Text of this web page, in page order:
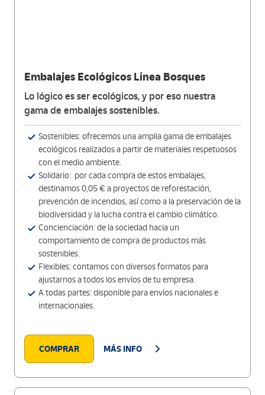
Embalajes Ecológicos Línea Bosques
Lo lógico es ser ecológicos, y por eso nuestra
gama de embalajes sostenibles.
Sostenibles: ofrecemos una amplia gama de embalajes
ecológicos realizados a partir de materiales respetuosos
con el medio ambiente.
Solidario: por cada compra de estos embalajes,
destinamos 0,05 € a proyectos de reforestación,
prevención de incendios, así como a la preservación de la
biodiversidad y la lucha contra el cambio climático.
Concienciación: de la sociedad hacia un
comportamiento de compra de productos más
sostenibles.
Flexibles: contamos con diversos formatos para
ajustarnos a todos los envíos de tu empresa.
A todas partes: disponible para envíos nacionales e
internacionales.
COMPRAR MÁS INFO